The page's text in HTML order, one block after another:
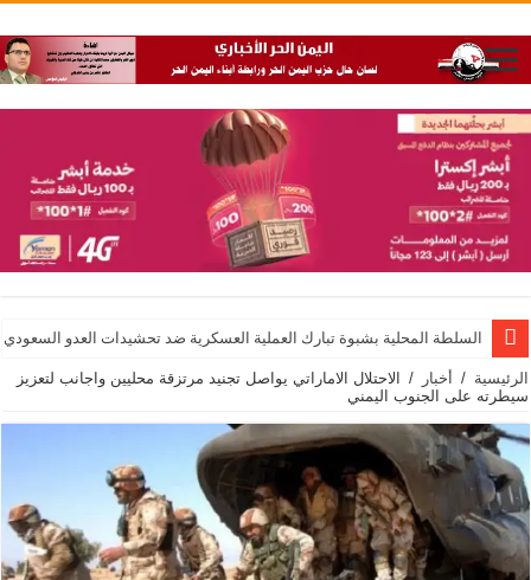
السلطة المحلية بشبوة تبارك العملية العسكرية ضد تحشيدات العدو
الرئيسية / أخبار /
الاحتلال الاماراتي يواصل تجنيد مرتزقة محليين واجانب لتعزيز
سيطرته على الجنوب اليمني